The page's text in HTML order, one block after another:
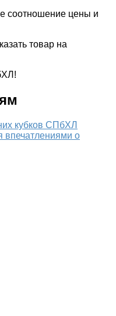
соотношение цены и
товар на
кубков СПбХЛ
впечатлениями о